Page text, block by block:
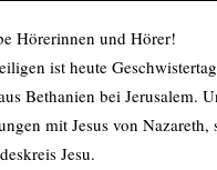
Hörerinnen und Hörer!
ist heute
Bethanien bei Jerusalem.
mit Jesus von
Jesu.